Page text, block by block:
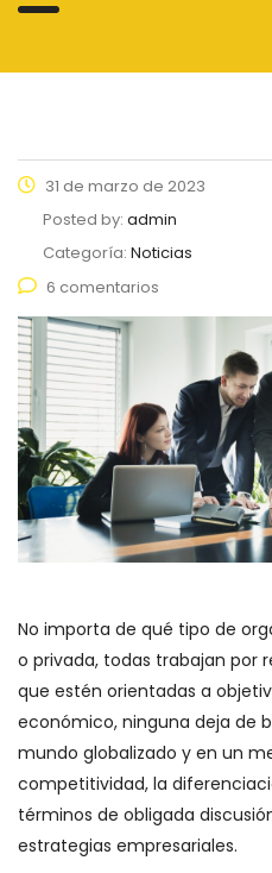
31 de marzo de 2023
Posted by: admin
Categoría: Noticias
6 comentarios
No importa de qué tipo de
o privada, todas trabajan por
que estén orientadas a
económico, ninguna deja de
mundo globalizado y en un
competitividad, la
términos de obligada
estrategias empresariales.